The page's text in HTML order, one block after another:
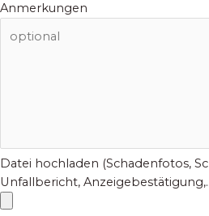
Anmerkungen
Datei hochladen (Schadenfotos,
Unfallbericht,